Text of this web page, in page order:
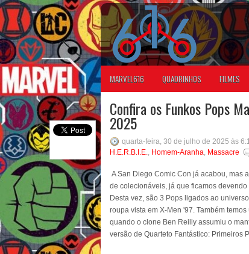
MARVEL616 QUADRINHOS FILMES
Confira os Funkos Pops
2025
quarta-feira, 30 de julho de 2025 às
H.E.R.B.I.E., Homem-Aranha, Massacre
A San Diego Comic Con já acabou, mas
de colecionáveis, já que ficamos
Desta vez, são 3 Pops ligados ao
roupa vista em X-Men '97. Também
quando o clone Ben Reilly assumiu o
versão de Quarteto Fantástico: Primeiros